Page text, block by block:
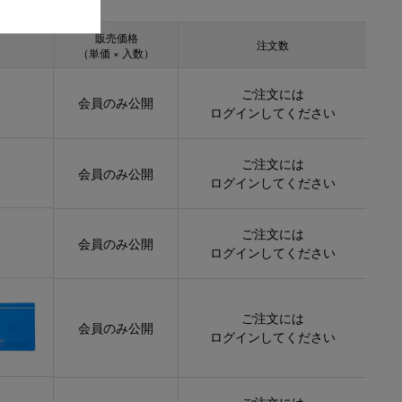
販売価格
（単価 × 入数）
注文数
会員のみ公開
ご注文には
ログイン してください
会員のみ公開
ご注文には
ログイン してください
会員のみ公開
ご注文には
ログイン してください
会員のみ公開
ご注文には
ログイン してください